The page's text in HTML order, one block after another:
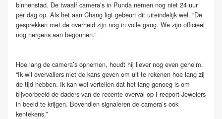
binnenstad. De twaalf camera’s in Punda nemen nog niet 24 uur
per dag op. Als het aan Chang ligt gebeurt dit uiteindelijk wel. “De
gesprekken met de overheid zijn nog in volle gang. We zijn officieel
nog nergens aan begonnen.”
Hoe lang de camera’s opnemen, houdt hij liever nog even geheim.
“Ik wil overvallers niet de kans geven om uit te rekenen hoe lang zij
de tijd hebben. Ik kan wel vertellen dat het lang genoeg is om
bijvoorbeeld de daders van de recente overval op Freeport Jewelers
in beeld te krijgen. Bovendien signaleren de camera’s ook
kentekens.”